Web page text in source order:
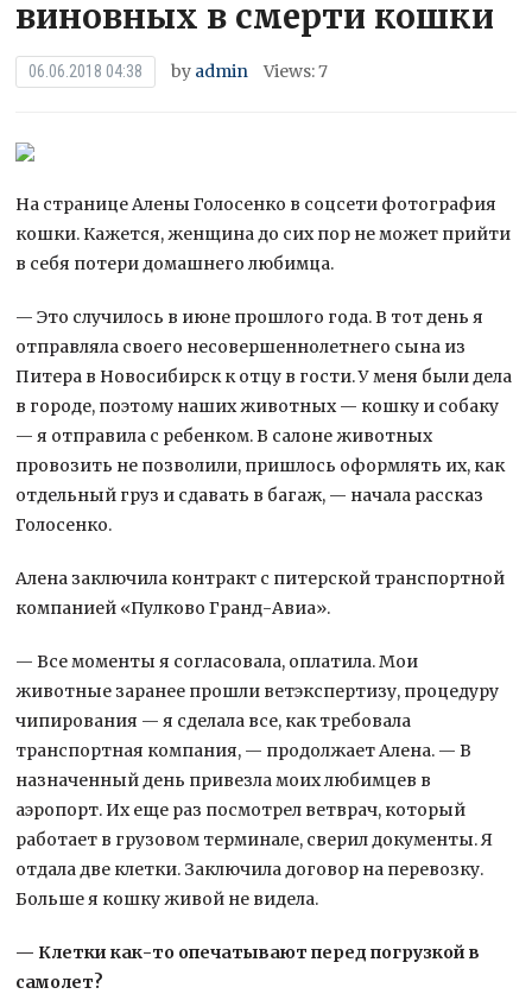
виновных в смерти кошки
06.06.2018 04:38 by admin Views: 7
На странице Алены Голосенко в соцсети фотография
кошки. Кажется, женщина до сих пор не может прийти
в себя потери домашнего любимца.
— Это случилось в июне прошлого года. В тот день я
отправляла своего несовершеннолетнего сына из
Питера в Новосибирск к отцу в гости. У меня были дела
в городе, поэтому наших животных — кошку и собаку
— я отправила с ребенком. В салоне животных
провозить не позволили, пришлось оформлять их, как
отдельный груз и сдавать в багаж, — начала рассказ
Голосенко.
Алена заключила контракт с питерской транспортной
компанией «Пулково Гранд-Авиа».
— Все моменты я согласовала, оплатила. Мои
животные заранее прошли ветэкспертизу, процедуру
чипирования — я сделала все, как требовала
транспортная компания, — продолжает Алена. — В
назначенный день привезла моих любимцев в
аэропорт. Их еще раз посмотрел ветврач, который
работает в грузовом терминале, сверил документы. Я
отдала две клетки. Заключила договор на перевозку.
Больше я кошку живой не видела.
— Клетки как-то опечатывают перед погрузкой в
самолет?